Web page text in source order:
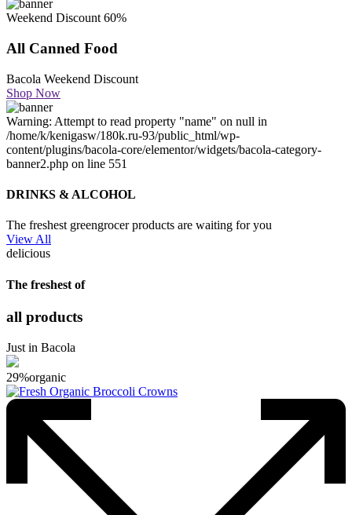
Weekend Discount 60%
All Canned Food
Bacola Weekend Discount
Shop Now
Warning: Attempt to read property "name" on null in
/home/k/kenigasw/180k.ru-93/public_html/wp-
content/plugins/bacola-core/elementor/widgets/bacola-category-
banner2.php on line 551
DRINKS & ALCOHOL
The freshest greengrocer products are waiting for you
View All
delicious
The freshest of
all products
Just in Bacola
29%organic